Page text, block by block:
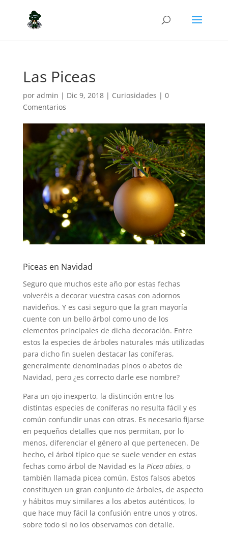
Las Piceas
por admin | Dic 9, 2018| Curiosidades | 0
Comentarios
Piceas en Navidad
Seguro que muchos este año por estas fechas
volveréis a decorar vuestra casas con adornos
navideños. Y es casi seguro que la gran mayoría
cuente con un bello árbol como uno de los
elementos principales de dicha decoración. Entre
estos la especies de árboles naturales más utilizadas
para dicho fin suelen destacar las coníferas,
generalmente denominadas pinos o abetos de
Navidad, pero ¿es correcto darle ese nombre?
Para un ojo inexperto, la distinción entre los
distintas especies de coníferas no resulta fácil y es
común confundir unas con otras. Es necesario fijarse
en pequeños detalles que nos permitan, por lo
menos, diferenciar el género al que pertenecen. De
hecho, el árbol típico que se suele vender en estas
fechas como árbol de Navidad es la Picea abies, o
también llamada picea común. Estos falsos abetos
constituyen un gran conjunto de árboles, de aspecto
y hábitos muy similares a los abetos auténticos, lo
que hace muy fácil la confusión entre unos y otros,
sobre todo si no los observamos con detalle.